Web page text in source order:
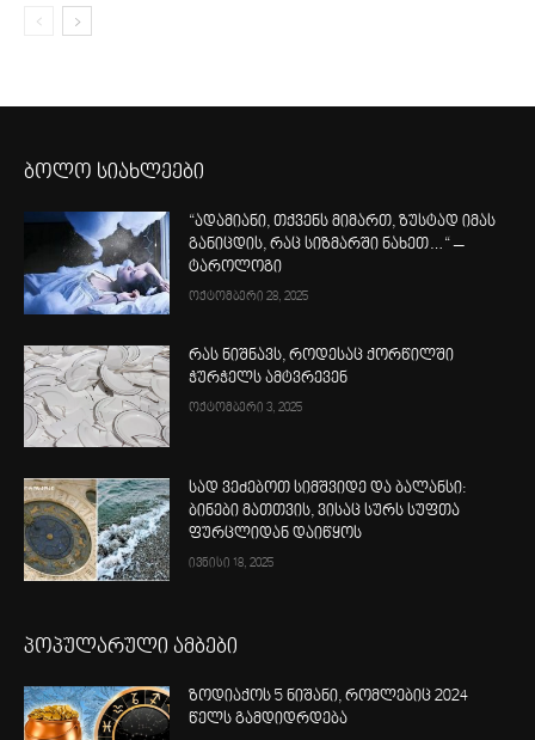
ბოლო სიახლეები
“ადამიანი, თქვენს მიმართ, ზუსტად იმას
განიცდის, რაც სიზმარში ნახეთ…“ –
ტაროლოგი
ოქტომბერი 28, 2025
რას ნიშნავს, როდესაც ქორწილში
ჭურჭელს ამტვრევენ
ოქტომბერი 3, 2025
სად ვეძებოთ სიმშვიდე და ბალანსი:
ბინები მათთვის, ვისაც სურს სუფთა
ფურცლიდან დაიწყოს
ივნისი 18, 2025
პოპულარული ამბები
ზოდიაქოს 5 ნიშანი, რომლებიც 2024
წელს გამდიდრდება